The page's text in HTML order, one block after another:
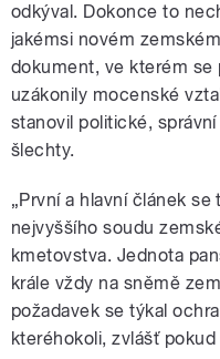
odkýval. Dokonce to
jakémsi novém
dokument, ve kterém se
uzákonily mocenské
stanovil politické,
šlechty.
„První a hlavní článek
nejvyššího soudu
kmetovstva. Jednota
krále vždy na sněmě
požadavek se týkal
kteréhokoli, zvlášť